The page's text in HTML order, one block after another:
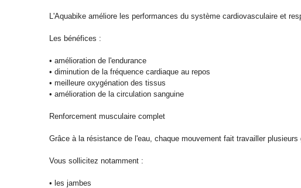
L'Aquabike améliore les performances du système cardiovasculaire et
Les bénéfices :
• amélioration de l'endurance
• diminution de la fréquence cardiaque au repos
• meilleure oxygénation des tissus
• amélioration de la circulation sanguine
Renforcement musculaire complet
Grâce à la résistance de l'eau, chaque mouvement fait travailler
Vous sollicitez notamment :
• les jambes